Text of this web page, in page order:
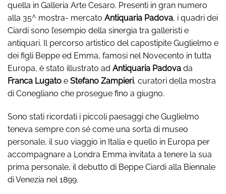
quella in Galleria Arte Cesaro. Presenti in gran numero
alla 35^ mostra- mercato Antiquaria Padova, i quadri dei
Ciardi sono l’esempio della sinergia tra galleristi e
antiquari. Il percorso artistico del capostipite Guglielmo e
dei figli Beppe ed Emma, famosi nel Novecento in tutta
Europa, è stato illustrato ad Antiquaria Padova da
Franca Lugato e Stefano Zampieri, curatori della mostra
di Conegliano che prosegue fino a giugno.
Sono stati ricordati i piccoli paesaggi che Guglielmo
teneva sempre con sé come una sorta di museo
personale, il suo viaggio in Italia e quello in Europa per
accompagnare a Londra Emma invitata a tenere la sua
prima personale, il debutto di Beppe Ciardi alla Biennale
di Venezia nel 1899.